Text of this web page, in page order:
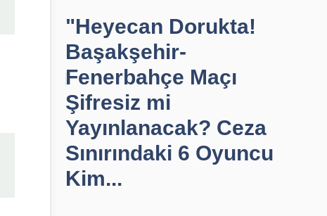
"Heyecan Dorukta!
Başakşehir-
Fenerbahçe Maçı
Şifresiz mi
Yayınlanacak? Ceza
Sınırındaki 6 Oyuncu
Kim...